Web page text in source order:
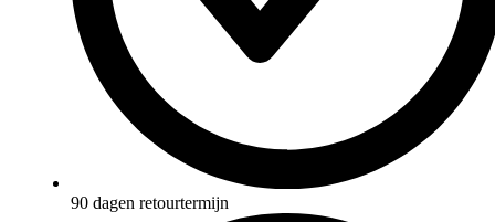
90 dagen retourtermijn